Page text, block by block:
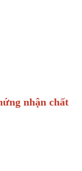
nhận chất